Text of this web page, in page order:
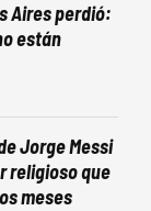
Aires perdió:
están
Jorge Messi
religioso que
meses